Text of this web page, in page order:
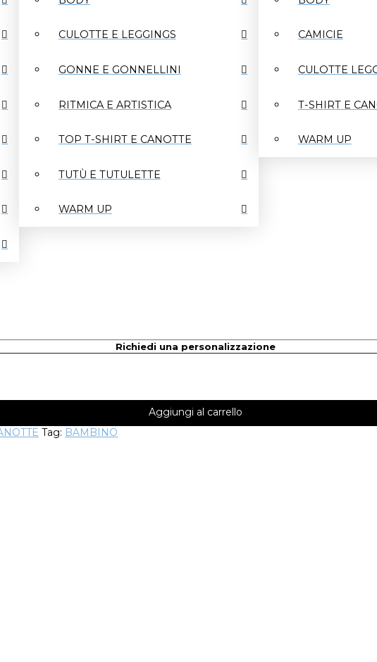
CULOTTE E LEGGINGS
GONNE E GONNELLINI
RITMICA E ARTISTICA
TOP T-SHIRT E CANOTTE
TUTÙ E TUTULETTE
WARM UP
CAMICIE
CULOTTE
T-SHIRT E
WARM UP
Richiedi una personalizzazione
Aggiungi al carrello
Tag: BAMBINO